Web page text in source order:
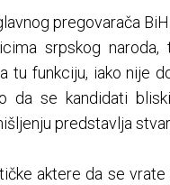
pregovarača
srpskog
tu funkciju, iako nije
da se kandidati
predstavlja
aktere da se